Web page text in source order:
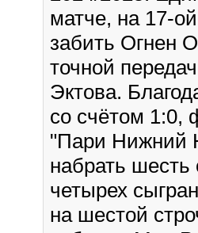
матче, на 17-
забить Огнен
точной
Эктова.
со счётом 1:0,
"Пари Нижний
набрать шесть
четырех
на шестой